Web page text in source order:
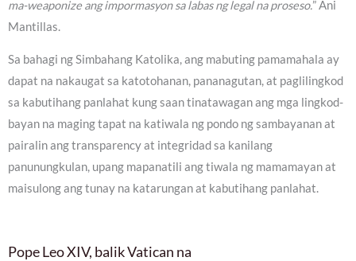
ma-weaponize ang impormasyon sa labas ng legal na proseso.” Ani
Mantillas.
Sa bahagi ng Simbahang Katolika, ang mabuting pamamahala ay
dapat na nakaugat sa katotohanan, pananagutan, at paglilingkod
sa kabutihang panlahat kung saan tinatawagan ang mga lingkod-
bayan na maging tapat na katiwala ng pondo ng sambayanan at
pairalin ang transparency at integridad sa kanilang
panunungkulan, upang mapanatili ang tiwala ng mamamayan at
maisulong ang tunay na katarungan at kabutihang panlahat.
Pope Leo XIV, balik Vatican na